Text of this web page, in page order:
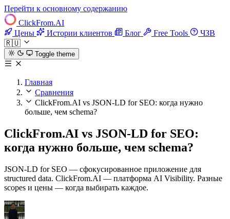
Перейти к основному содержанию
ClickFrom.AI
Цены
Истории клиентов Блог Free Tools
ЧЗВ
🇷🇺
Toggle theme
Главная
Сравнения
ClickFrom.AI vs JSON-LD for SEO: когда нужно
больше, чем schema?
ClickFrom.AI vs JSON-LD for SEO:
когда нужно больше, чем schema?
JSON-LD for SEO — сфокусированное приложение для
structured data. ClickFrom.AI — платформа AI Visibility. Разные
scopes и цены — когда выбирать каждое.